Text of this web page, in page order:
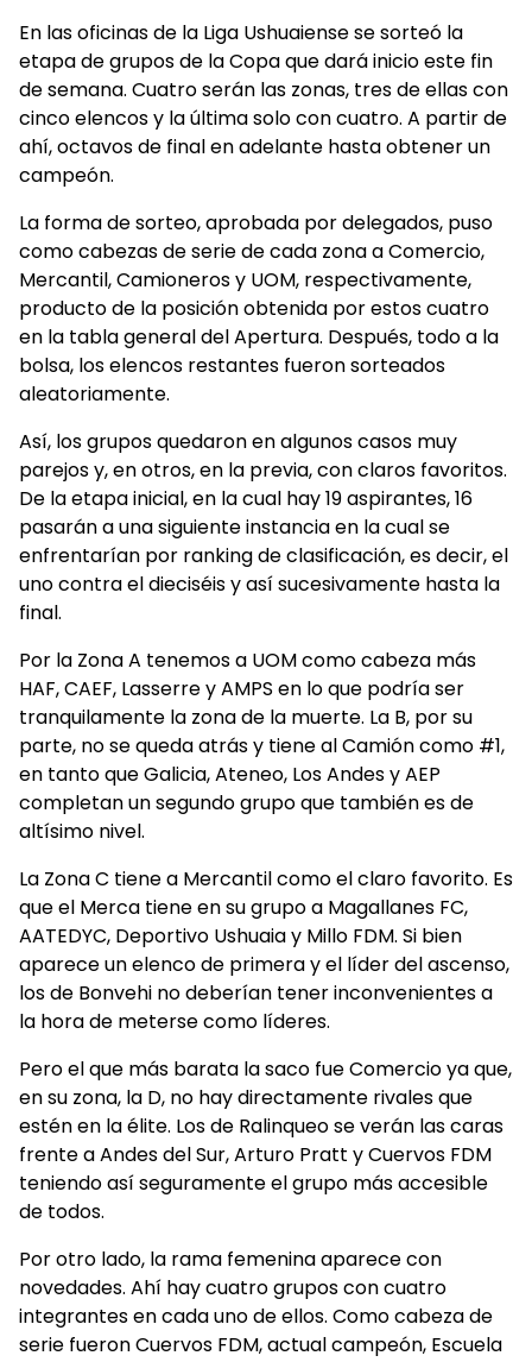
En las oficinas de la Liga Ushuaiense se sorteó la
etapa de grupos de la Copa que dará inicio este fin
de semana. Cuatro serán las zonas, tres de ellas con
cinco elencos y la última solo con cuatro. A partir de
ahí, octavos de final en adelante hasta obtener un
campeón.
La forma de sorteo, aprobada por delegados, puso
como cabezas de serie de cada zona a Comercio,
Mercantil, Camioneros y UOM, respectivamente,
producto de la posición obtenida por estos cuatro
en la tabla general del Apertura. Después, todo a la
bolsa, los elencos restantes fueron sorteados
aleatoriamente.
Así, los grupos quedaron en algunos casos muy
parejos y, en otros, en la previa, con claros favoritos.
De la etapa inicial, en la cual hay 19 aspirantes, 16
pasarán a una siguiente instancia en la cual se
enfrentarían por ranking de clasificación, es decir, el
uno contra el dieciséis y así sucesivamente hasta la
final.
Por la Zona A tenemos a UOM como cabeza más
HAF, CAEF, Lasserre y AMPS en lo que podría ser
tranquilamente la zona de la muerte. La B, por su
parte, no se queda atrás y tiene al Camión como #1,
en tanto que Galicia, Ateneo, Los Andes y AEP
completan un segundo grupo que también es de
altísimo nivel.
La Zona C tiene a Mercantil como el claro favorito. Es
que el Merca tiene en su grupo a Magallanes FC,
AATEDYC, Deportivo Ushuaia y Millo FDM. Si bien
aparece un elenco de primera y el líder del ascenso,
los de Bonvehi no deberían tener inconvenientes a
la hora de meterse como líderes.
Pero el que más barata la saco fue Comercio ya que,
en su zona, la D, no hay directamente rivales que
estén en la élite. Los de Ralinqueo se verán las caras
frente a Andes del Sur, Arturo Pratt y Cuervos FDM
teniendo así seguramente el grupo más accesible
de todos.
Por otro lado, la rama femenina aparece con
novedades. Ahí hay cuatro grupos con cuatro
integrantes en cada uno de ellos. Como cabeza de
serie fueron Cuervos FDM, actual campeón, Escuela